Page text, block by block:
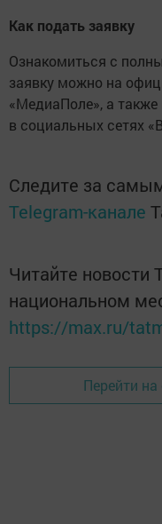
Как подать заявку
Ознакомиться с
заявку можно на
«МедиаПоле», а
в социальных сетях
Следите за
Telegram-канале
Читайте новости
национальном
https://max.ru/
Перейти